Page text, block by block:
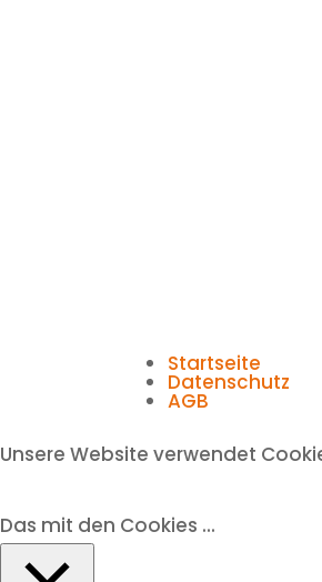
Startseite
Datenschutz
AGB
Unsere Website verwendet
Das mit den Cookies ...